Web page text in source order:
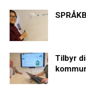
Tilbyr